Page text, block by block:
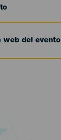
web del evento